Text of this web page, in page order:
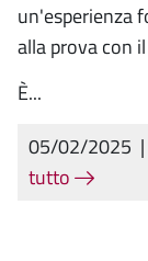
un'esperienza
alla prova con
È...
05/02/2025 |
tutto